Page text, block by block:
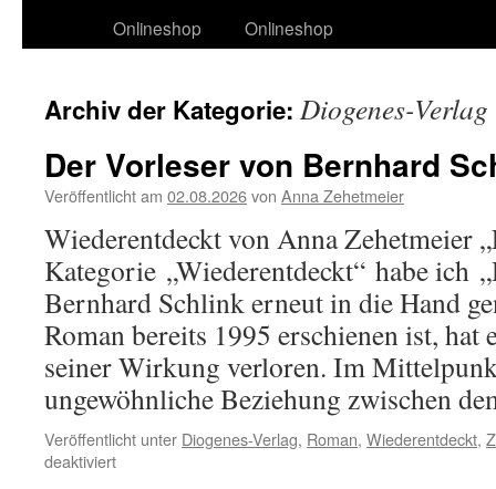
Onlineshop
Onlineshop
Archiv der Kategorie: Diogenes-Verlag
Der Vorleser von Bernhard
Veröffentlicht am 02.08.2026von Anna Zehetmeier
Wiederentdeckt von Anna Zehetmeier
Kategorie „Wiederentdeckt“ habe ich
Bernhard Schlink erneut in die Hand
Roman bereits 1995 erschienen ist, hat
seiner Wirkung verloren. Im
ungewöhnliche Beziehung zwischen
Veröffentlicht unter Diogenes-Verlag, Roman, Wiederentdeckt,
deaktiviertfür